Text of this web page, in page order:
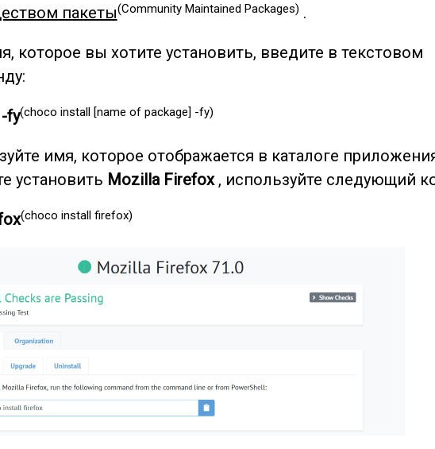
пакеты(Community Maintained Packages) .
которое вы хотите установить, введите в текстовом
fy(choco install [name of package] -fy)
имя, которое отображается в каталоге
установить Mozilla Firefox, используйте следующий
(choco install firefox)